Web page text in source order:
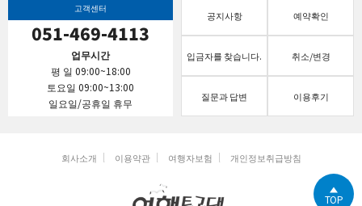
고객센터
051-469-4113
업무시간
평 일 09:00~18:00
토요일 09:00~13:00
일요일/공휴일 휴무
공지사항 예약확인
입금자를 찾습니다. 취소/변경
질문과 답변 이용후기
회사소개 이용약관 여행자보험 개인정보취급방침
TOP